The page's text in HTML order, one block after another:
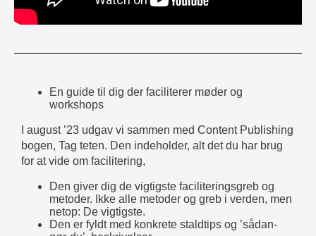
En guide til dig der faciliterer møder og
workshops
I august ’23 udgav vi sammen med Content Publishing
bogen, Tag teten. Den indeholder, alt det du har brug
for at vide om facilitering,
Den giver dig de vigtigste faciliteringsgreb og
metoder. Ikke alle metoder og greb i verden, men
netop: De vigtigste.
Den er fyldt med konkrete staldtips og ’sådan-